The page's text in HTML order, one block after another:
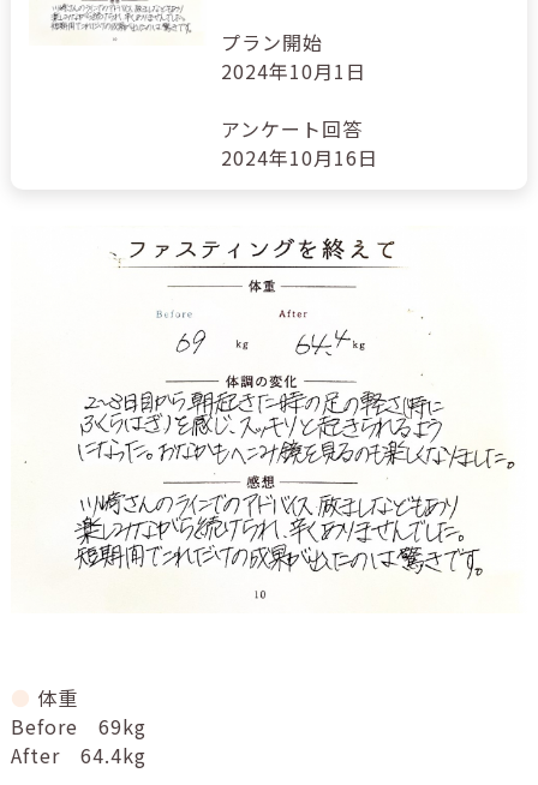
プラン開始
2024年10月1日
アンケート回答
2024年10月16日
● 体重
Before 69kg
After 64.4kg